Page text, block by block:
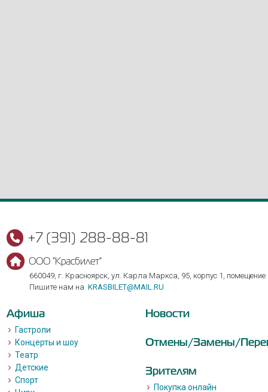
+7 (391) 288-88-81
ООО "Красбилет"
660049, г. Красноярск, ул. Карла Маркса, 95, корпус 1, помещение
Пишите нам на KRASBILET@MAIL.RU
Афиша
Гастроли
Концерты и шоу
Театр
Детские
Спорт
Новости
Отмены/Замены/
Зрителям
Покупка онлайн